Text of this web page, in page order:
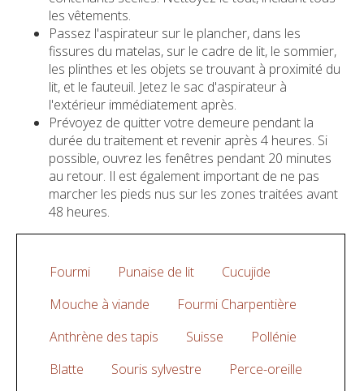
les vêtements.
Passez l'aspirateur sur le plancher, dans les
fissures du matelas, sur le cadre de lit, le sommier,
les plinthes et les objets se trouvant à proximité du
lit, et le fauteuil. Jetez le sac d'aspirateur à
l'extérieur immédiatement après.
Prévoyez de quitter votre demeure pendant la
durée du traitement et revenir après 4 heures. Si
possible, ouvrez les fenêtres pendant 20 minutes
au retour. Il est également important de ne pas
marcher les pieds nus sur les zones traitées avant
48 heures.
Fourmi Punaise de lit
Cucujide
Mouche à viande
Fourmi Charpentière
Anthrène des tapis
Suisse
Pollénie
Blatte
Souris sylvestre
Perce-oreille